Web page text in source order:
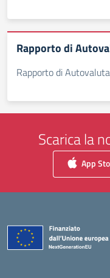
Rapporto di
Rapporto di
Scarica la
App